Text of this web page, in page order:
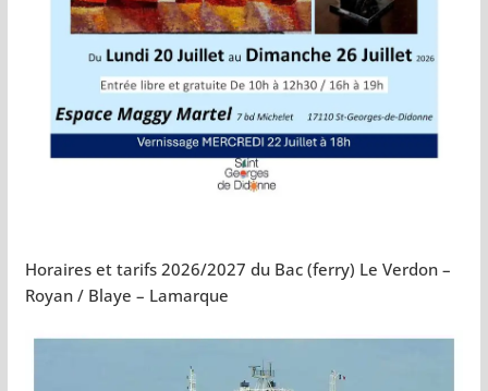
Horaires et tarifs 2026/2027 du Bac (ferry) Le Verdon –
Royan / Blaye – Lamarque